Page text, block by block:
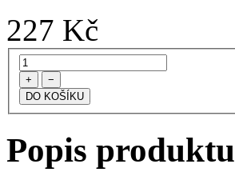
227 Kč
+ −
Popis produktu